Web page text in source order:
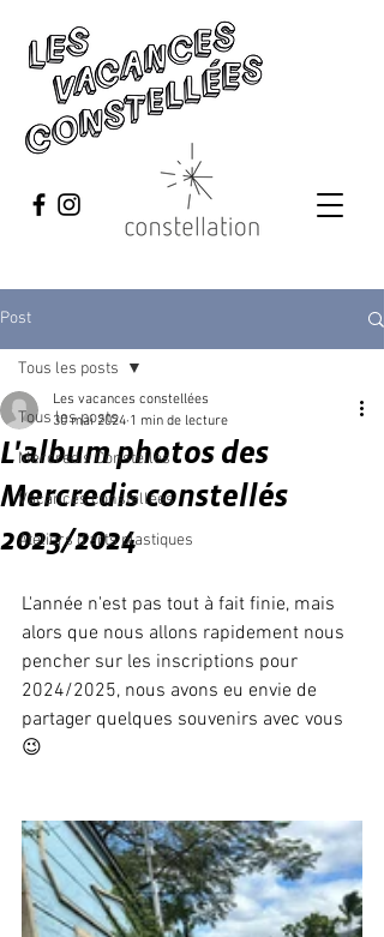
Post
Tous les posts
Mercredis Constellés
Vacances constellées
Ateliers d'arts plastiques
Tous les posts
L'album photos des
Mercredis constellés
2023/2024
Les vacances constellées
30 mai 2024 1 min de lecture
L'année n'est pas tout à fait finie, mais
alors que nous allons rapidement nous
pencher sur les inscriptions pour
2024/2025, nous avons eu envie de
partager quelques souvenirs avec vous
😉